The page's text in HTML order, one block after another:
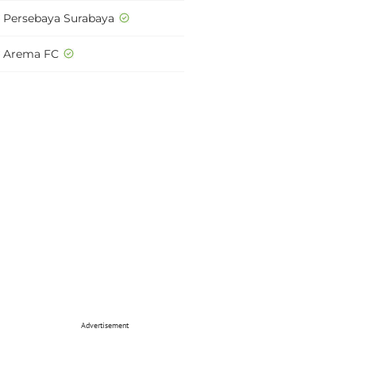
Persebaya Surabaya
Arema FC
Advertisement